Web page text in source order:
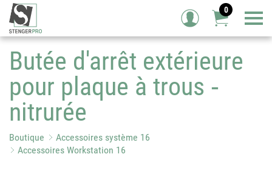
0
Butée d'arrêt extérieure
pour plaque à trous ‐
nitrurée
Boutique
Accessoires système 16
Accessoires Workstation 16